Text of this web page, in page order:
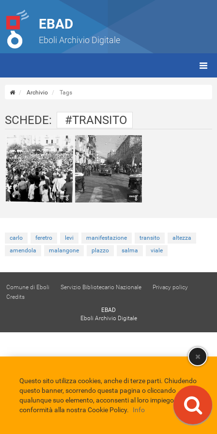
EBAD
Eboli Archivio Digitale
Archivio Tags
SCHEDE: #TRANSITO
carlo feretro levi manifestazione transito
altezza
amendola
malangone plazzo salma viale
Comune di Eboli Servizio Bibliotecario Nazionale
Privacy policy
Credits
EBAD
Eboli Archivio Digitale
Questo sito utilizza cookies, anche di terze parti. Chiudendo
questo banner, scorrendo questa pagina o cliccando
qualunque suo elemento, acconsenti al loro impiego in
conformità alla nostra Cookie Policy.
Info